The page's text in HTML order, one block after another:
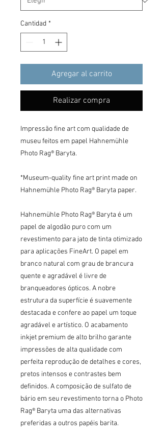
Cantidad *
Agregar al carrito
Realizar compra
Impressão fine art com qualidade de
museu feitos em papel Hahnemühle
Photo Rag® Baryta.
*Museum-quality fine art print made on
Hahnemühle Photo Rag® Baryta paper.
Hahnemühle Photo Rag® Baryta é um
papel de algodão puro com um
revestimento para jato de tinta otimizado
para aplicações FineArt. O papel em
branco natural com grau de brancura
quente e agradável é livre de
branqueadores ópticos. A nobre
estrutura da superfície é suavemente
destacada e confere ao papel um toque
agradável e artístico. O acabamento
inkjet premium de alto brilho garante
impressões de alta qualidade com
perfeita reprodução de detalhes e cores,
pretos intensos e contrastes bem
definidos. A composição de sulfato de
bário em seu revestimento torna o Photo
Rag® Baryta uma das alternativas
preferidas a outros papéis barita.